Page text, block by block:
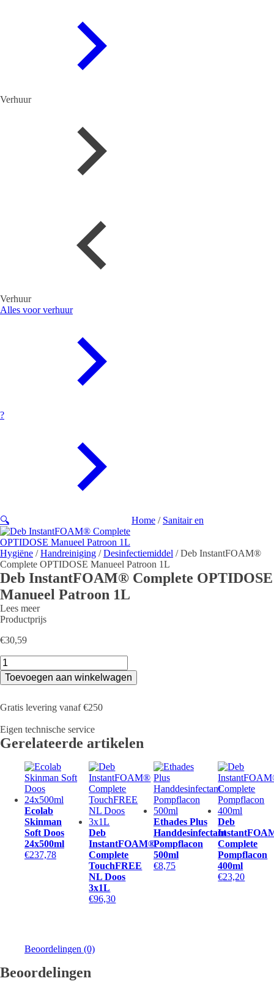
Verhuur
Verhuur
Alles voor verhuur
?
🔍 Home / Sanitair en
Hygiëne /Handreiniging /Desinfectiemiddel / Deb InstantFOAM®
Complete OPTIDOSE Manueel Patroon 1L
Deb InstantFOAM® Complete OPTIDOSE
Manueel Patroon 1L
Lees meer
Productprijs
€30,59
Deb
InstantFOAM®
Complete
Manueel
1L
aantal
Toevoegen aan winkelwagen
Gratis levering vanaf €250
Eigen technische service
Gerelateerde artikelen
Ecolab
Skinman
Soft Doos
24x500ml
€237,78
Deb
InstantFOAM®
Complete
TouchFREE
NL Doos
3x1L
€96,30
Ethades Plus
Handdesinfectant
Pompflacon
500ml
€8,75
Deb
Complete
Pompflacon
400ml
€23,20
Beoordelingen (0)
Beoordelingen